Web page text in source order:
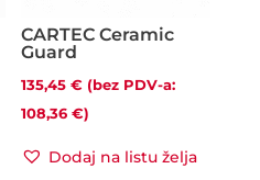
CARTEC Ceramic
Guard
135,45€ (bez PDV-a:
108,36€)
Dodaj na listu želja